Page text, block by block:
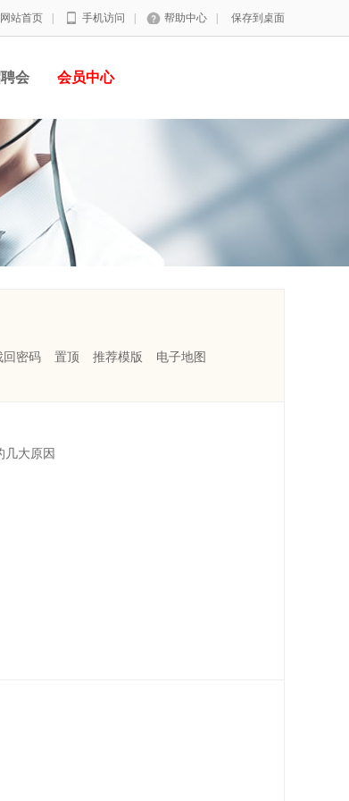
网站首页 手机访问 帮助中心 保存到桌面
会 会员中心
回密码 置顶 推荐模版 电子地图
几大原因